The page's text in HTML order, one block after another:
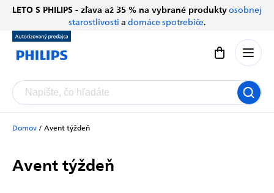
Prejsť
obsah
LETO S PHILIPS - zľava až 35 % na vybrané produktyosobnej
starostlivosti a domáce spotrebiče.
Nákupný
Domov / Avent týždeň
Avent týždeň
Chatbot Filip
Autorizovaný predajce